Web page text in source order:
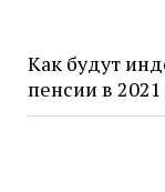
Как будут
пенсии в 2021